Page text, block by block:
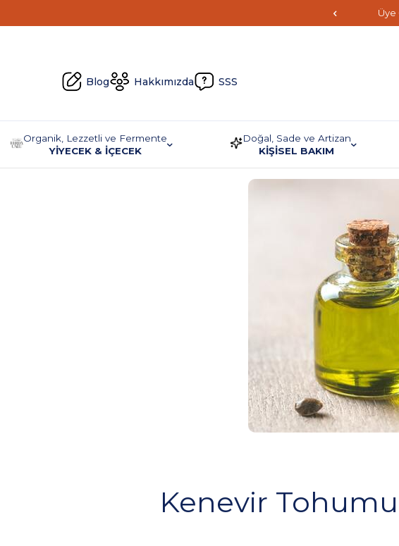
Üye
Blog Hakkımızda SSS
Organik, Lezzetli ve Fermente
YİYECEK & İÇECEK
Doğal, Sade ve Artizan
KİŞİSEL BAKIM
Kenevir Tohumu